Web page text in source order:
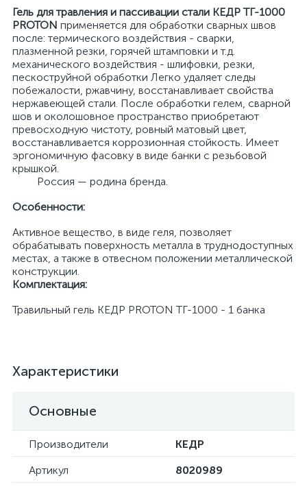
Гель для травления и пассивации стали КЕДР TГ-1000
PROTON применяется для обработки сварных швов
после: термического воздействия - сварки,
плазменной резки, горячей штамповки и т.д.
механического воздействия - шлифовки, резки,
пескоструйной обработки Легко удаляет следы
побежалости, ржавчину, восстанавливает свойства
нержавеющей стали. После обработки гелем, сварной
шов и околошовное пространство приобретают
превосходную чистоту, ровный матовый цвет,
восстанавливается коррозионная стойкость. Имеет
эргономичную фасовку в виде банки с резьбовой
крышкой.
Россия — родина бренда.
Особенности:
Активное вещество, в виде геля, позволяет
обрабатывать поверхность металла в труднодоступных
местах, а также в отвесном положении металлической
конструкции.
Комплектация:
Травильный гель КЕДР PROTON ТГ-1000 - 1 банка
Характеристики
Основные
Производители
КЕДР
Артикул
8020989